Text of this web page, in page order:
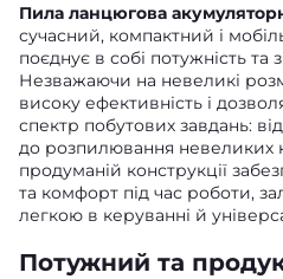
Пила ланцюгова
сучасний, компактний і
поєднує в собі потужність та
Незважаючи на невеликі
високу ефективність і
спектр побутових завдань:
до розпилювання невеликих
продуманій конструкції
та комфорт під час роботи,
легкою в керуванні й
Потужний та